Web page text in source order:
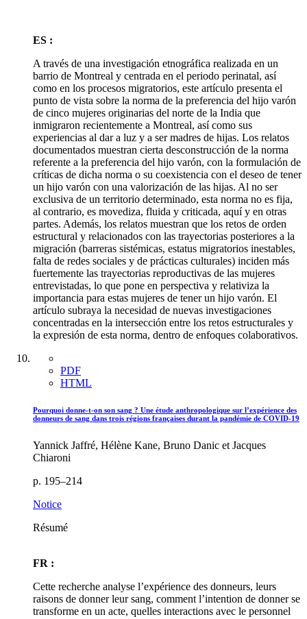
ES :
A través de una investigación etnográfica realizada en un
barrio de Montreal y centrada en el periodo perinatal, así
como en los procesos migratorios, este artículo presenta el
punto de vista sobre la norma de la preferencia del hijo varón
de cinco mujeres originarias del norte de la India que
inmigraron recientemente a Montreal, así como sus
experiencias al dar a luz y a ser madres de hijas. Los relatos
documentados muestran cierta desconstrucción de la norma
referente a la preferencia del hijo varón, con la formulación de
críticas de dicha norma o su coexistencia con el deseo de tener
un hijo varón con una valorización de las hijas. Al no ser
exclusiva de un territorio determinado, esta norma no es fija,
al contrario, es movediza, fluida y criticada, aquí y en otras
partes. Además, los relatos muestran que los retos de orden
estructural y relacionados con las trayectorias posteriores a la
migración (barreras sistémicas, estatus migratorios inestables,
falta de redes sociales y de prácticas culturales) inciden más
fuertemente las trayectorias reproductivas de las mujeres
entrevistadas, lo que pone en perspectiva y relativiza la
importancia para estas mujeres de tener un hijo varón. El
artículo subraya la necesidad de nuevas investigaciones
concentradas en la intersección entre los retos estructurales y
la expresión de esta norma, dentro de enfoques colaborativos.
PDF
HTML
Pourquoi donne-t-on son sang ? Une étude anthropologique sur l’expérience des
donneurs de sang dans trois régions françaises durant la pandémie de COVID‑19
Yannick Jaffré, Hélène Kane, Bruno Danic et Jacques
Chiaroni
p. 195–214
Notice
Résumé
FR :
Cette recherche analyse l’expérience des donneurs, leurs
raisons de donner leur sang, comment l’intention de donner se
transforme en un acte, quelles interactions avec le personnel